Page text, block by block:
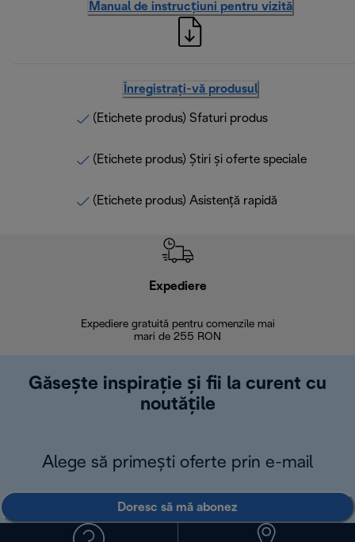
Manual de instrucțiuni pentru vizită
Înregistrați-vă produsul
(Etichete produs) Sfaturi produs
(Etichete produs) Știri și oferte speciale
(Etichete produs) Asistență rapidă
Expediere
Expediere gratuită pentru comenzile mai
mari de 255 RON
Găsește inspirație și fii la curent cu
noutățile
Alege să primești oferte prin e-mail
Doresc să mă abonez